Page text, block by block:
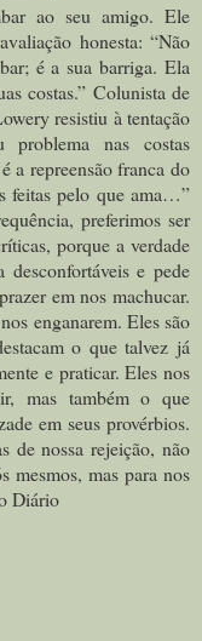
ao seu amigo. Ele
honesta: “Não
é a sua barriga. Ela
costas.”Colunista de
resistiu à tentação
nas costas
a repreensão franca do
feitas pelo que ama…”
preferimos ser
porque a verdade
e pede
em nos machucar.
enganarem. Eles são
o que talvez já
e praticar. Eles nos
mas também o que
em seus provérbios.
de nossa rejeição, não
mesmos, mas para nos
Diário